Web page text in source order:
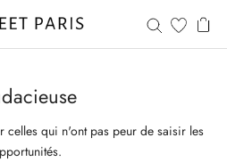
celles qui n'ont pas peur de saisir les